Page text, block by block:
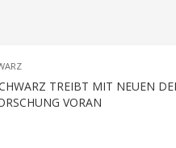
TREIBT MIT NEUEN
VORAN